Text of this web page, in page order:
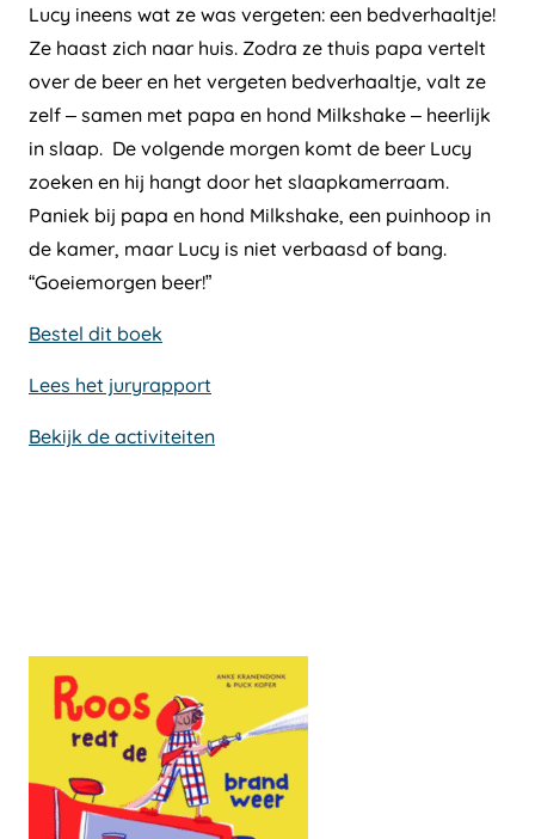
Lucy ineens wat ze was vergeten: een bedverhaaltje!
Ze haast zich naar huis. Zodra ze thuis papa vertelt
over de beer en het vergeten bedverhaaltje, valt ze
zelf – samen met papa en hond Milkshake – heerlijk
in slaap. De volgende morgen komt de beer Lucy
zoeken en hij hangt door het slaapkamerraam.
Paniek bij papa en hond Milkshake, een puinhoop in
de kamer, maar Lucy is niet verbaasd of bang.
“Goeiemorgen beer!”
Bestel dit boek
Lees het juryrapport
Bekijk de activiteiten